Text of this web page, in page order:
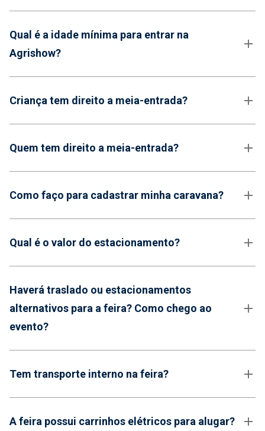
Qual é a idade mínima para entrar na
Agrishow?
Criança tem direito a meia-entrada?
Quem tem direito a meia-entrada?
Como faço para cadastrar minha caravana?
Qual é o valor do estacionamento?
Haverá traslado ou estacionamentos
alternativos para a feira? Como chego ao
evento?
Tem transporte interno na feira?
A feira possui carrinhos elétricos para alugar?